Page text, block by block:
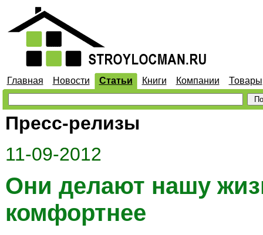
Главная Новости Статьи Книги Компании Товары
Пресс-релизы
11-09-2012
Они делают нашу
комфортнее